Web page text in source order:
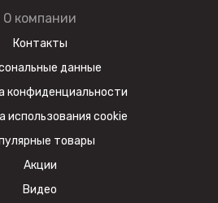
О компании
Контакты
данные
конфиденциальности
использования cookie
товары
Акции
Видео